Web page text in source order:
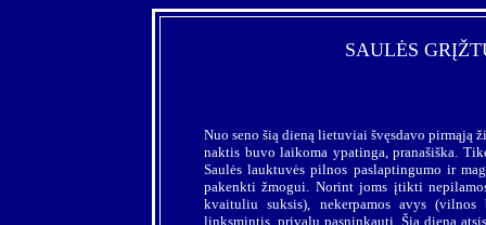
SAULĖS
Nuo seno šią dieną lietuviai švęsdavo pirmąją
naktis buvo laikoma ypatinga, pranašiška.
Saulės lauktuvės pilnos paslaptingumo ir
pakenkti žmogui. Norint joms įtikti
kvaituliu suksis), nekerpamos avys
linksmintis, privalu pasninkauti. Šią dieną